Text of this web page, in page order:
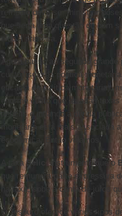
remédio deve-se “ministrar
que seria uma questão de bom
sido a primeira.
Agora passo ao segundo
custo fiscal da política
eficácia da política monetária),
enorme custo que as altas
déficits e inflando a dívida
monetária está mais associada
econômica. Então vejamos.
A taxaSelic , instrumento que o
que remunera parte expressiva
na taxa, sobe a conta de juros
O Tesouro oferece vários tipos